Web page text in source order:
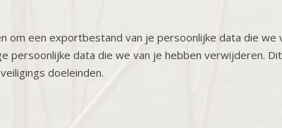
om een exportbestand van je persoonlijke data die we
persoonlijke data die we van je hebben verwijderen.
doeleinden.